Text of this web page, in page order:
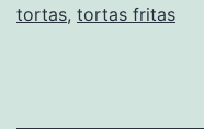
tortas, tortas fritas